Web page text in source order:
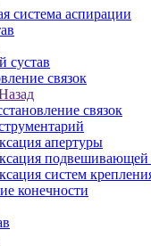
система аспирации
сустав
связок
связок
апертуры
подвешивающей
систем
конечности